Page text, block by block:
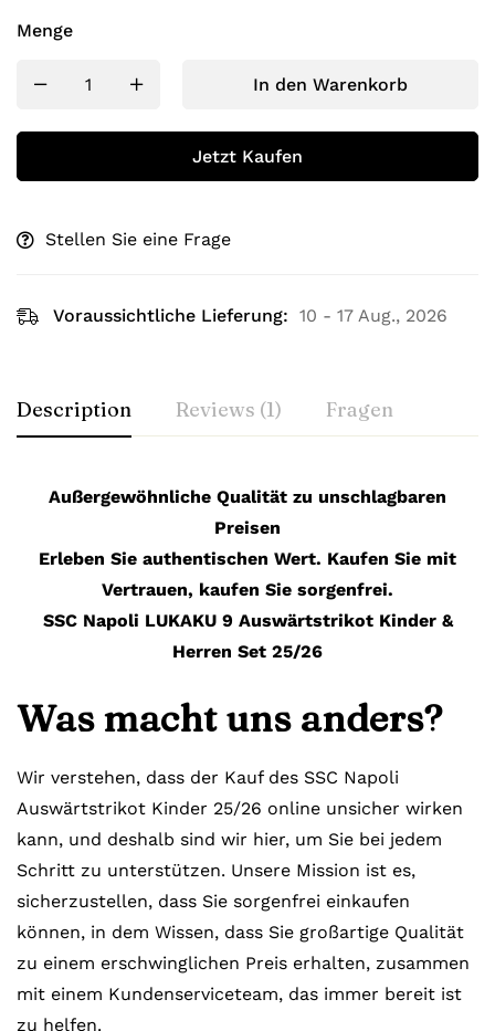
Menge
In den Warenkorb
Jetzt Kaufen
Stellen Sie eine Frage
Voraussichtliche Lieferung: 10 - 17 Aug., 2026
Description Reviews (1) Fragen
Außergewöhnliche Qualität zu unschlagbaren
Preisen
Erleben Sie authentischen Wert. Kaufen Sie mit
Vertrauen, kaufen Sie sorgenfrei.
SSC Napoli LUKAKU 9 Auswärtstrikot Kinder &
Herren Set 25/26
Was macht uns anders?
Wir verstehen, dass der Kauf des SSC Napoli
Auswärtstrikot Kinder 25/26 online unsicher wirken
kann, und deshalb sind wir hier, um Sie bei jedem
Schritt zu unterstützen. Unsere Mission ist es,
sicherzustellen, dass Sie sorgenfrei einkaufen
können, in dem Wissen, dass Sie großartige Qualität
zu einem erschwinglichen Preis erhalten, zusammen
mit einem Kundenserviceteam, das immer bereit ist
zu helfen.